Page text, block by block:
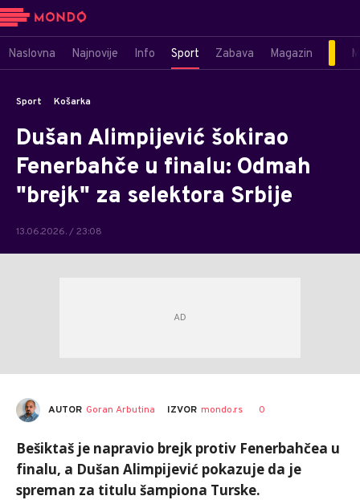
Naslovna Najnovije Info Sport Zabava Magazin
Sport Košarka
Dušan Alimpijević šokirao
Fenerbahče u finalu: Odmah
"brejk" za selektora Srbije
13.06.2026. / 23:08
AUTOR Goran Arbutina IZVOR mondo.rs 0
Bešiktaš je napravio brejk protiv Fenerbahčea u
finalu, a Dušan Alimpijević pokazuje da je
spreman za titulu šampiona Turske.